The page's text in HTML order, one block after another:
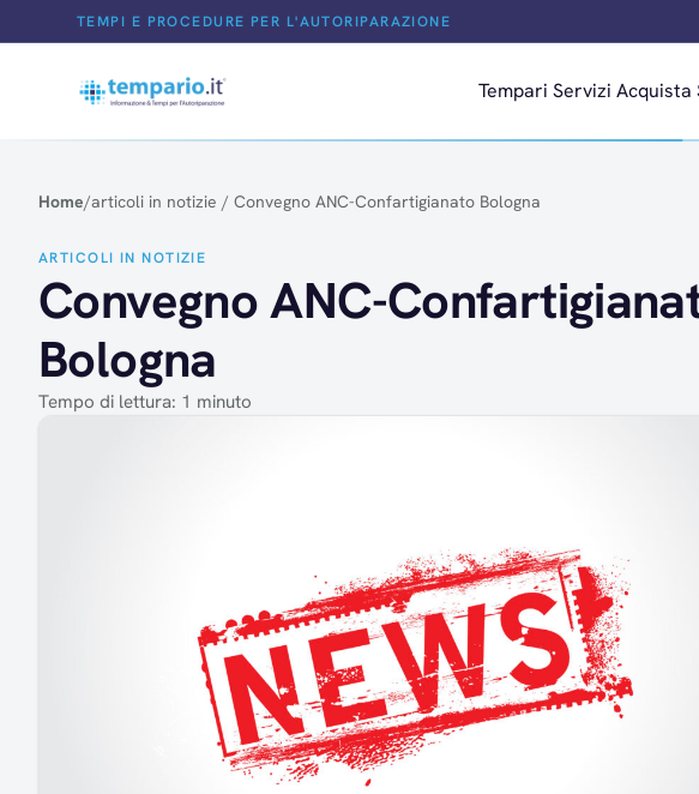
Salta al contenutoTEMPI E PROCEDURE PER L'AUTORIPARAZIONE
Tempari Servizi Acquista
Home/articoli in notizie / Convegno ANC-Confartigianato Bologna
ARTICOLI IN NOTIZIE
Convegno ANC-
Bologna
Tempo di lettura: 1 minuto